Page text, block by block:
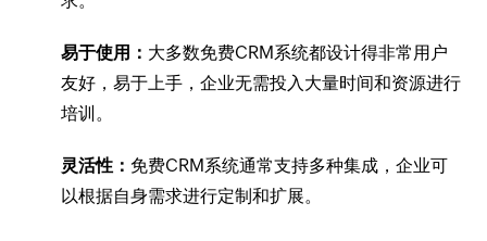
易于使用： 大多数免费CRM系统都设计得非常用户
友好，易于上手，企业无需投入大量时间和资源进行
培训。
灵活性： 免费CRM系统通常支持多种集成，企业可
以根据自身需求进行定制和扩展。